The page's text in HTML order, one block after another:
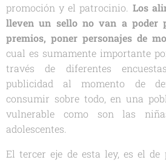
promoción y el patrocinio. Los
lleven un sello no van a poder
premios, poner personajes de
cual es sumamente importante
través de diferentes
publicidad al momento de
consumir sobre todo, en una
vulnerable como son las
adolescentes.
El tercer eje de esta ley, es el de